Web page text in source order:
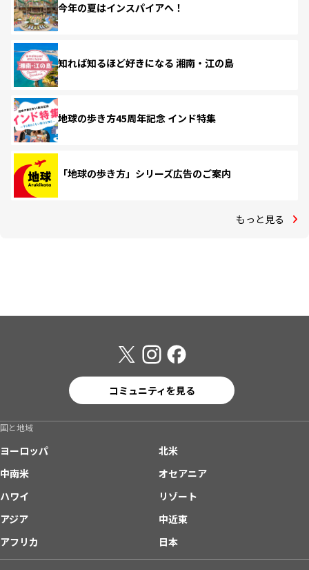
今年の夏はインスパイアへ！
知れば知るほど好きになる 湘南・江の島
地球の歩き方45周年記念 インド特集
「地球の歩き方」シリーズ広告のご案内
もっと見る
コミュニティを見る
国と地域
ヨーロッパ
北米
中南米
オセアニア
ハワイ
リゾート
アジア
中近東
アフリカ
日本